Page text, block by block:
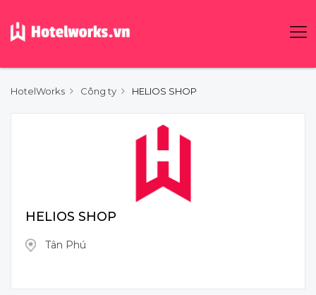
HotelWorks Công ty HELIOS SHOP
HELIOS SHOP
Tân Phú